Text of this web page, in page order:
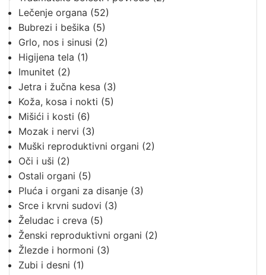
Lečenje organa (52)
Bubrezi i bešika (5)
Grlo, nos i sinusi (2)
Higijena tela (1)
Imunitet (2)
Jetra i žučna kesa (3)
Koža, kosa i nokti (5)
Mišići i kosti (6)
Mozak i nervi (3)
Muški reproduktivni organi (2)
Oči i uši (2)
Ostali organi (5)
Pluća i organi za disanje (3)
Srce i krvni sudovi (3)
Želudac i creva (5)
Ženski reproduktivni organi (2)
Žlezde i hormoni (3)
Zubi i desni (1)